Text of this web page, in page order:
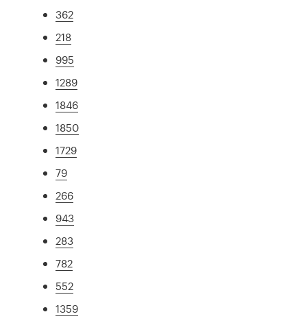
362
218
995
1289
1846
1850
1729
79
266
943
283
782
552
1359